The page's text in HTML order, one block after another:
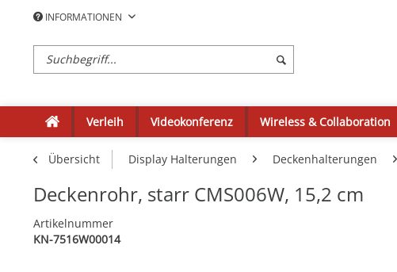
INFORMATIONEN
Verleih Videokonferenz Wireless & Collaboration
Übersicht Display Halterungen Deckenhalterungen
Deckenrohr, starr CMS006W, 15,2 cm
Artikelnummer
KN-7516W00014